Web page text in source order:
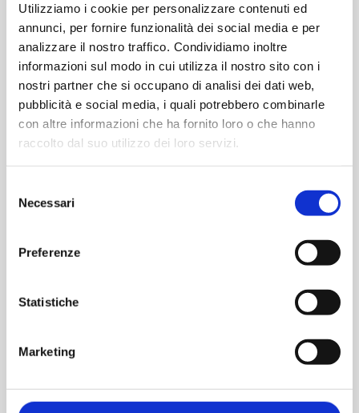
Utilizziamo i cookie per personalizzare contenuti ed
annunci, per fornire funzionalità dei social media e per
analizzare il nostro traffico. Condividiamo inoltre
informazioni sul modo in cui utilizza il nostro sito con i
nostri partner che si occupano di analisi dei dati web,
pubblicità e social media, i quali potrebbero combinarle
con altre informazioni che ha fornito loro o che hanno
raccolto dal suo utilizzo dei loro servizi.
delNecessari
Preferenze
Statistiche
Marketing
Einschlusstechnologien
und
Isolatorverfahren
im
neuen
Anhang
1:
Interview
mit
EINBLICKE
Einschlusstechnologien und
Isolatorverfahren im neuen Anhang 1:
Interview mit Tim Sandle
Ein grundlegender Gesichtspunkt in Anhang 1 ist
2. Dezember, 2024